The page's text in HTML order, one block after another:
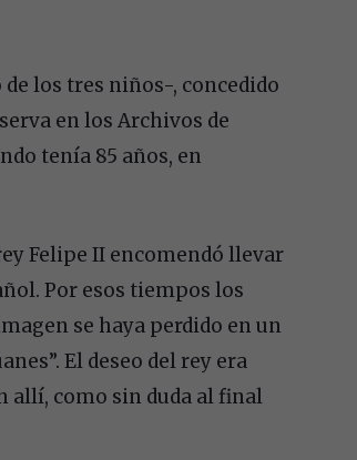
los tres niños-, concedido
en los Archivos de
tenía 85 años, en
Felipe II encomendó llevar
Por esos tiempos los
se haya perdido en un
El deseo del rey era
allí, como sin duda al final